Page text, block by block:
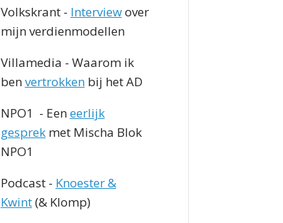
Volkskrant - Interviewover
mijn verdienmodellen
Villamedia - Waarom ik
benvertrokkenbij het AD
NPO1 - Eeneerlijk
gesprekmet Mischa Blok
NPO1
Podcast - Knoester &
Kwint(& Klomp)